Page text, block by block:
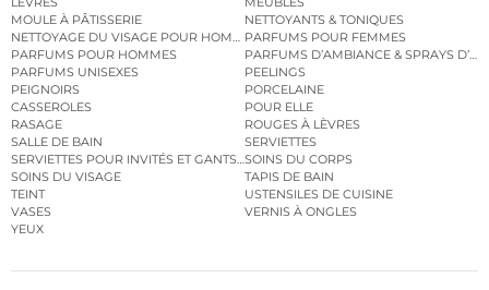
MOULE À PÂTISSERIE
NETTOYANTS & TONIQUES
NETTOYAGE DU VISAGE POUR HOMMESPARFUMS POUR FEMMES
PARFUMS POUR HOMMES
PARFUMS D’AMBIANCE & SPRAYS
PARFUMS UNISEXES
PEELINGS
PEIGNOIRS
PORCELAINE
CASSEROLES
POUR ELLE
RASAGE
ROUGES À LÈVRES
SALLE DE BAIN
SERVIETTES
SERVIETTES POUR INVITÉS ET GANTS DE TOILETTE
SOINS DU CORPS
SOINS DU VISAGE
TAPIS DE BAIN
TEINT
USTENSILES DE CUISINE
VASES
VERNIS À ONGLES
YEUX